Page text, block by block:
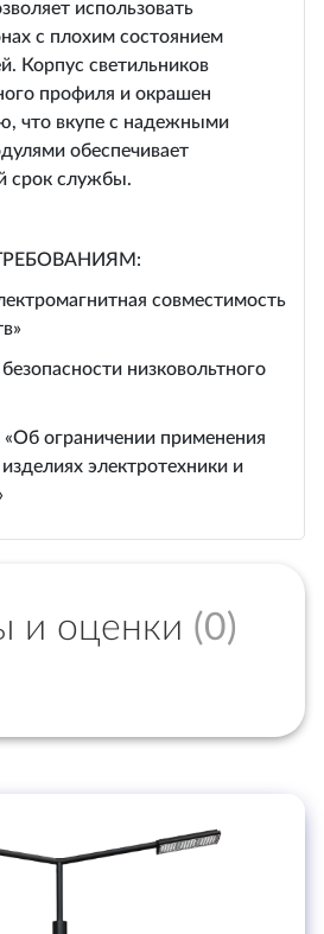
использовать
с плохим состоянием
Корпус светильников
профиля и окрашен
что вкупе с надежными
обеспечивает
срок службы.
совместимость
низковольтного
ограничении применения
электротехники и
и оценки (0)